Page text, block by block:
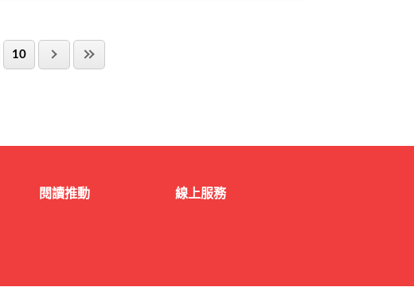
10
閱讀推動 線上服務